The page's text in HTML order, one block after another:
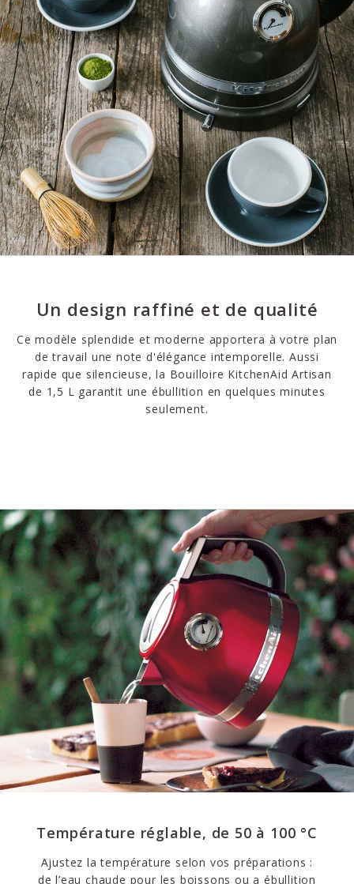
Un design raffiné et de qualité
Ce modèle splendide et moderne apportera à votre plan
de travail une note d'élégance intemporelle. Aussi
rapide que silencieuse, la Bouilloire KitchenAid Artisan
de 1,5 L garantit une ébullition en quelques minutes
seulement.
Température réglable, de 50 à 100 °C
Ajustez la température selon vos préparations :
de l’eau chaude pour les boissons ou a ébullition